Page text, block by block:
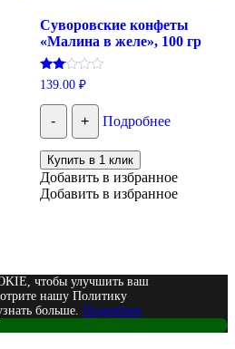
Суворовские конфеты
«Малина в желе», 100 гр
Оценка
2.00
из 5
139.00 ₽
- + Подробнее
Купить в 1 клик
Добавить в избранное
Добавить в избранное
чтобы улучшить ваш
нашу Политику
больше. Подробнее